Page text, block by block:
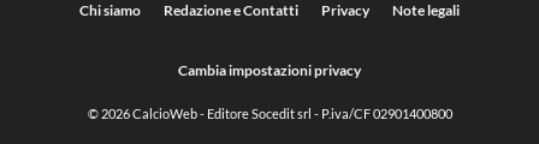
Chi siamo Redazione e Contatti Privacy Note legali
Cambia impostazioni privacy
© 2026CalcioWeb- Editore Socedit srl - P.iva/CF 02901400800